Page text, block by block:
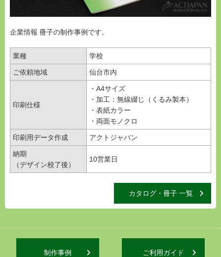
企業情報 冊子の制作事例です。
業種 学校
ご依頼地域 仙台市内
印刷仕様
・A4サイズ
・加工：無線綴じ（くるみ製本）
・表紙カラー
・両面モノクロ
印刷用データ作成 アクトジャパン
納期
（デザイン校了後）
10営業日
カタログ・冊子 一覧
制作事例 ご利用ガイド